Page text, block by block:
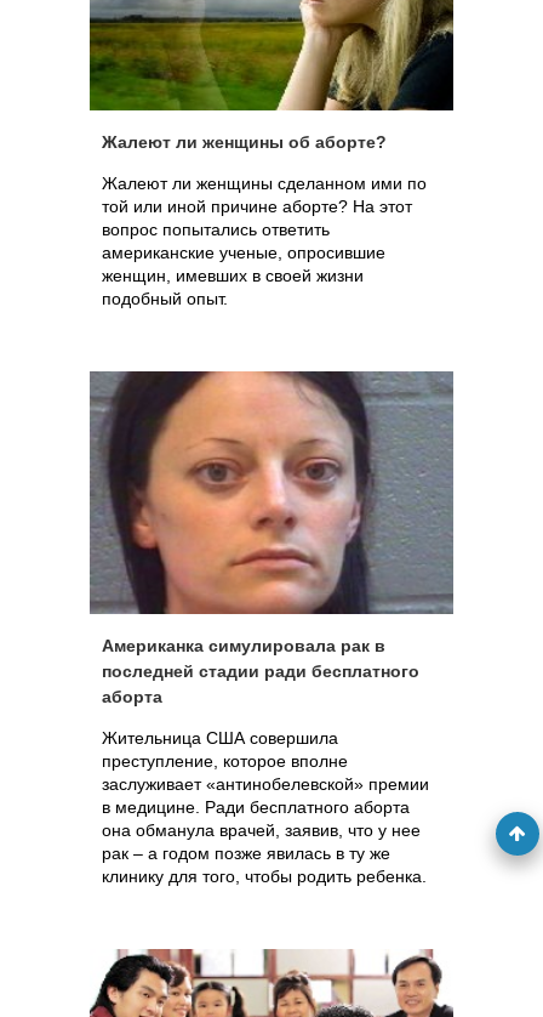
Жалеют ли женщины об аборте?
Жалеют ли женщины сделанном ими по
той или иной причине аборте? На этот
вопрос попытались ответить
американские ученые, опросившие
женщин, имевших в своей жизни
подобный опыт.
Американка симулировала рак в
последней стадии ради бесплатного
аборта
Жительница США совершила
преступление, которое вполне
заслуживает «антинобелевской» премии
в медицине. Ради бесплатного аборта
она обманула врачей, заявив, что у нее
рак – а годом позже явилась в ту же
клинику для того, чтобы родить ребенка.